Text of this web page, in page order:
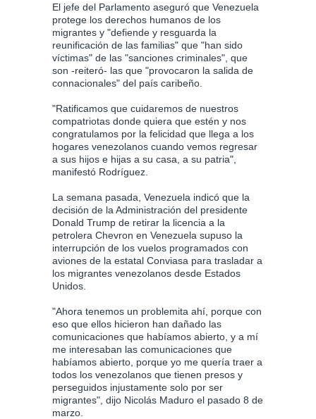
El jefe del Parlamento aseguró que Venezuela
protege los derechos humanos de los
migrantes y "defiende y resguarda la
reunificación de las familias" que "han sido
víctimas" de las "sanciones criminales", que
son -reiteró- las que "provocaron la salida de
connacionales" del país caribeño.
"Ratificamos que cuidaremos de nuestros
compatriotas donde quiera que estén y nos
congratulamos por la felicidad que llega a los
hogares venezolanos cuando vemos regresar
a sus hijos e hijas a su casa, a su patria",
manifestó Rodríguez.
La semana pasada, Venezuela indicó que la
decisión de la Administración del presidente
Donald Trump de retirar la licencia a la
petrolera Chevron en Venezuela supuso la
interrupción de los vuelos programados con
aviones de la estatal Conviasa para trasladar a
los migrantes venezolanos desde Estados
Unidos.
"Ahora tenemos un problemita ahí, porque con
eso que ellos hicieron han dañado las
comunicaciones que habíamos abierto, y a mí
me interesaban las comunicaciones que
habíamos abierto, porque yo me quería traer a
todos los venezolanos que tienen presos y
perseguidos injustamente solo por ser
migrantes", dijo Nicolás Maduro el pasado 8 de
marzo.